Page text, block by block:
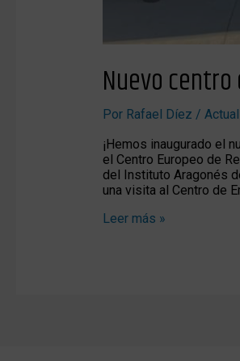
Nuevo
Por Rafael Díez /
¡Hemos inaugurado el
el Centro Europeo de
del Instituto Aragonés
una visita al Centro de
Leer más »